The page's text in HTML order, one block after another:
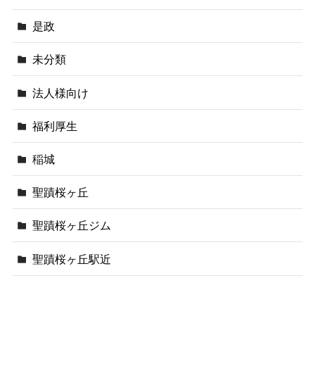
是政
未分類
法人様向け
福利厚生
稲城
聖蹟桜ヶ丘
聖蹟桜ヶ丘ジム
聖蹟桜ヶ丘駅近